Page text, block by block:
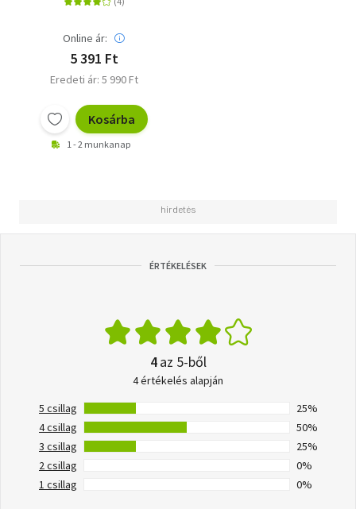
Online ár:
5 391 Ft
Eredeti ár: 5 990 Ft
Kosárba
1 - 2 munkanap
ÉRTÉKELÉSEK
4az 5-ből
4 értékelés alapján
5 csillag
25%
4 csillag
50%
3 csillag
25%
2 csillag
0%
1 csillag
0%